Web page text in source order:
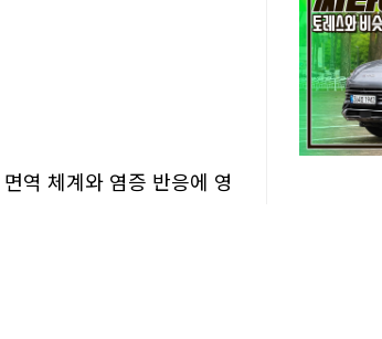
역 체계와 염증 반응에 영